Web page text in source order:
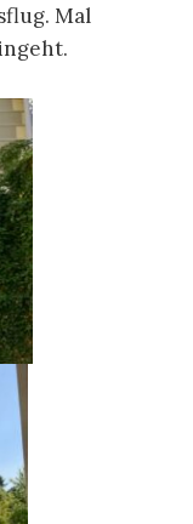
Mal